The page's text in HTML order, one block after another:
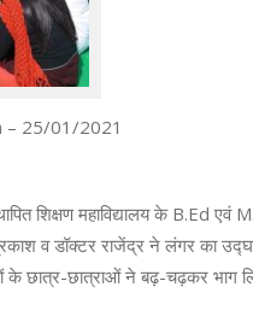
– 25/01/2021
शिक्षण महाविद्यालय के B.Ed एवं
व डॉक्टर राजेंद्र ने लंगर का
के छात्र-छात्राओं ने बढ़-चढ़कर